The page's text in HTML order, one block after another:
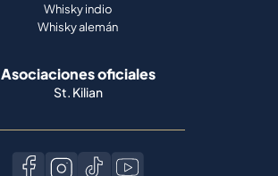
Whisky indio
Whisky alemán
Asociaciones oficiales
St. Kilian